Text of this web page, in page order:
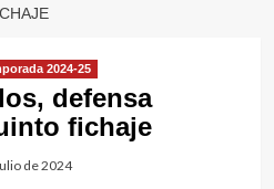
2024-25
defensa
fichaje
de 2024